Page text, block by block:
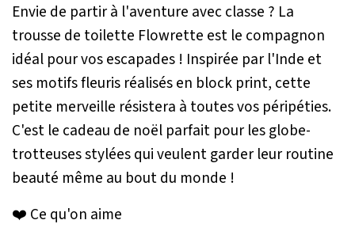
Envie de partir à l'aventure avec classe ? La
trousse de toilette Flowrette est le compagnon
idéal pour vos escapades ! Inspirée par l'Inde et
ses motifs fleuris réalisés en block print, cette
petite merveille résistera à toutes vos péripéties.
C'est le cadeau de noël parfait pour les globe-
trotteuses stylées qui veulent garder leur routine
beauté même au bout du monde !
❤️ Ce qu'on aime